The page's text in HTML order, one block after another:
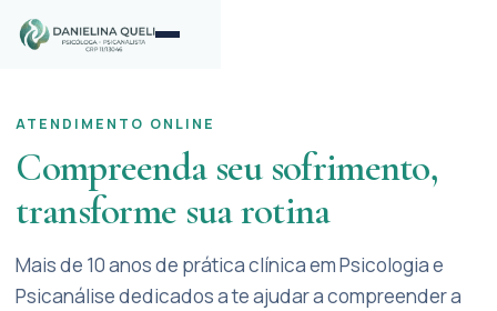
ATENDIMENTO ONLINE
Compreenda seu sofrimento,
transforme sua rotina
Mais de 10 anos de prática clínica em Psicologia e
Psicanálise dedicados a te ajudar a compreender a